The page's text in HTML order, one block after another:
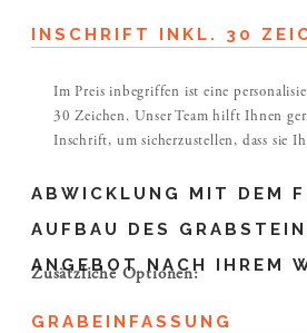
INSCHRIFT INKL. 30
ABWICKLUNG MIT DEM
AUFBAU DES
ANGEBOT NACH IHREM
Im Preis inbegriffen ist eine
30 Zeichen. Unser Team hilft Ihnen
Inschrift, um sicherzustellen, dass sie
Zusätzliche Optionen:
GRABEINFASSUNG